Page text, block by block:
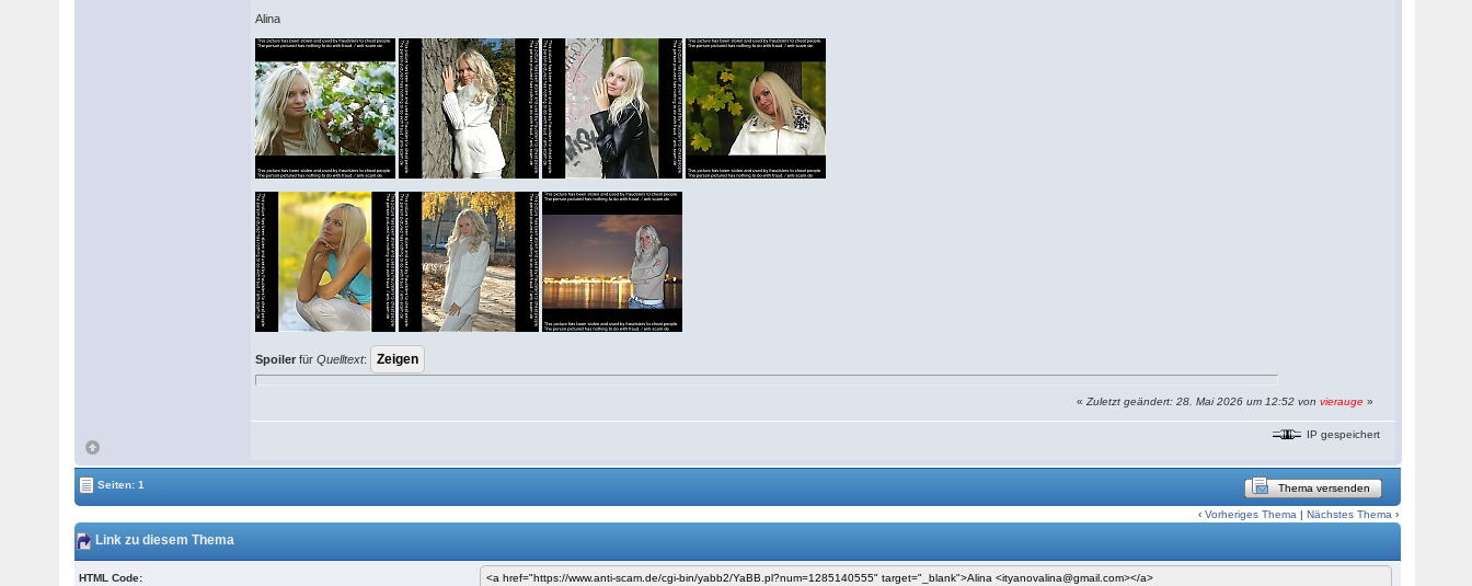
Alina
Spoiler fürQuelltext:
«Zuletzt geändert: 28. Mai 2026 um 12:52 vonvierauge »
IP gespeichert
Seiten: 1 Thema versenden
‹Vorheriges Thema |Nächstes Thema ›
Link zu diesem Thema
HTML Code: